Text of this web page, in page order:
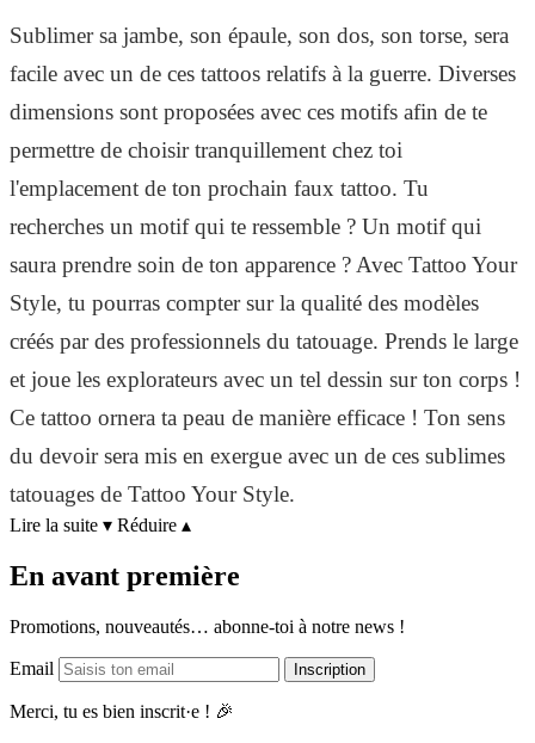
Sublimer sa jambe, son épaule, son dos, son torse, sera
facile avec un de ces tattoos relatifs à la guerre. Diverses
dimensions sont proposées avec ces motifs afin de te
permettre de choisir tranquillement chez toi
l'emplacement de ton prochain faux tattoo. Tu
recherches un motif qui te ressemble ? Un motif qui
saura prendre soin de ton apparence ? Avec Tattoo Your
Style, tu pourras compter sur la qualité des modèles
créés par des professionnels du tatouage. Prends le large
et joue les explorateurs avec un tel dessin sur ton corps !
Ce tattoo ornera ta peau de manière efficace ! Ton sens
du devoir sera mis en exergue avec un de ces sublimes
tatouages de Tattoo Your Style.
Lire la suite ▾ Réduire ▴
En avant première
Promotions, nouveautés… abonne-toi à notre news !
Email Inscription
Merci, tu es bien inscrit·e ! 🎉